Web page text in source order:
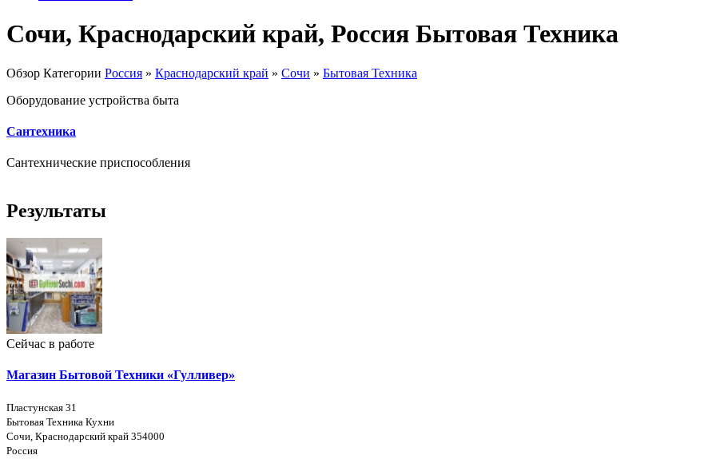
Сочи, Краснодарский край, Россия Бытовая Техника
Обзор Категории Россия » Краснодарский край » Сочи » Бытовая Техника
Оборудование устройства быта
Сантехника
Сантехнические приспособления
Результаты
Сейчас в работе
Магазин Бытовой Техники «Гулливер»
Пластунская 31
Бытовая Техника Кухни
Сочи, Краснодарский край 354000
Россия